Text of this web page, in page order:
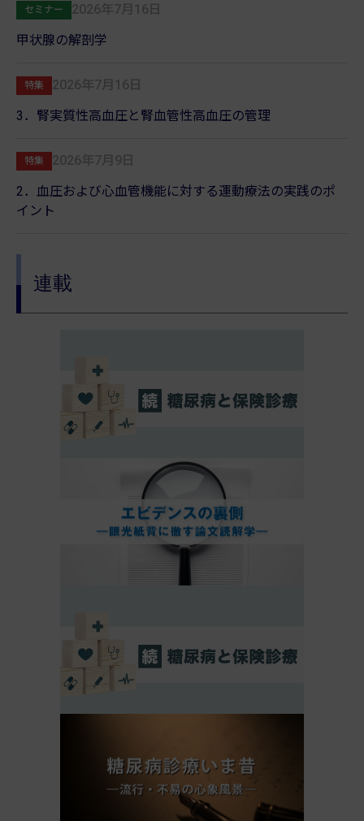
セミナー
2026年7月16日
甲状腺の解剖学
特集
2026年7月16日
3．腎実質性高血圧と腎血管性高血圧の管理
特集
2026年7月9日
2．血圧および心血管機能に対する運動療法の実践のポ
イント
連載